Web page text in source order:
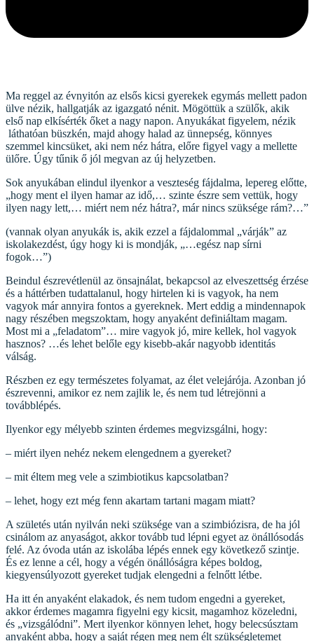
Ma reggel az évnyitón az elsős kicsi gyerekek egymás mellett padon
ülve nézik, hallgatják az igazgató nénit. Mögöttük a szülők, akik
első nap elkísérték őket a nagy napon. Anyukákat figyelem, nézik
láthatóan büszkén, majd ahogy halad az ünnepség, könnyes
szemmel kincsüket, aki nem néz hátra, előre figyel vagy a mellette
ülőre. Úgy tűnik ő jól megvan az új helyzetben.
Sok anyukában elindul ilyenkor a veszteség fájdalma, lepereg előtte,
„hogy ment el ilyen hamar az idő,… szinte észre sem vettük, hogy
ilyen nagy lett,… miért nem néz hátra?, már nincs szüksége rám?…”
(vannak olyan anyukák is, akik ezzel a fájdalommal „várják” az
iskolakezdést, úgy hogy ki is mondják, „…egész nap sírni
fogok…”)
Beindul észrevétlenül az önsajnálat, bekapcsol az elveszettség érzése
és a háttérben tudattalanul, hogy hirtelen ki is vagyok, ha nem
vagyok már annyira fontos a gyereknek. Mert eddig a mindennapok
nagy részében megszoktam, hogy anyaként definiáltam magam.
Most mi a „feladatom”… mire vagyok jó, mire kellek, hol vagyok
hasznos? …és lehet belőle egy kisebb-akár nagyobb identitás
válság.
Részben ez egy természetes folyamat, az élet velejárója. Azonban jó
észrevenni, amikor ez nem zajlik le, és nem tud létrejönni a
továbblépés.
Ilyenkor egy mélyebb szinten érdemes megvizsgálni, hogy:
– miért ilyen nehéz nekem elengednem a gyereket?
– mit éltem meg vele a szimbiotikus kapcsolatban?
– lehet, hogy ezt még fenn akartam tartani magam miatt?
A születés után nyilván neki szüksége van a szimbiózisra, de ha jól
csinálom az anyaságot, akkor tovább tud lépni egyet az önállósodás
felé. Az óvoda után az iskolába lépés ennek egy következő szintje.
És ez lenne a cél, hogy a végén önállóságra képes boldog,
kiegyensúlyozott gyereket tudjak elengedni a felnőtt létbe.
Ha itt én anyaként elakadok, és nem tudom engedni a gyereket,
akkor érdemes magamra figyelni egy kicsit, magamhoz közeledni,
és „vizsgálódni”. Mert ilyenkor könnyen lehet, hogy belecsúsztam
anyaként abba, hogy a saját régen meg nem élt szükségletemet